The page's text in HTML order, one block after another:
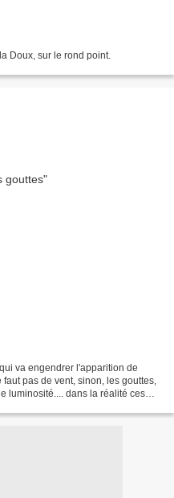
Doux, sur le rond point.
va engendrer l'apparition de
pas de vent, sinon, les gouttes,
luminosité.... dans la réalité ces